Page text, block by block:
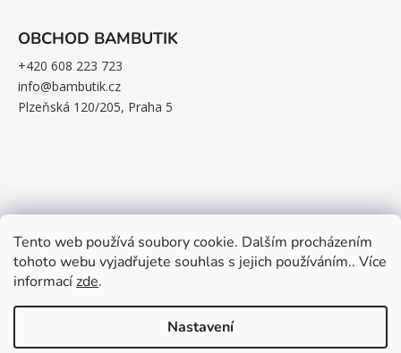
Tento web používá soubory cookie. Dalším procházením
tohoto webu vyjadřujete souhlas s jejich používáním.. Více
informacízde.
Nastavení
OBCHOD BAMBUTIK
+420 608 223 723
info@bambutik.cz
Plzeňská 120/205, Praha 5